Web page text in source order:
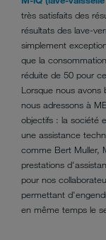
très satisfaits des
résultats des lave-
simplement
que la
réduite de 50 pour
Lorsque nous avons
nous adressons à
objectifs : la société
une assistance
comme Bert Muller,
prestations
pour nos
permettant
en même temps le